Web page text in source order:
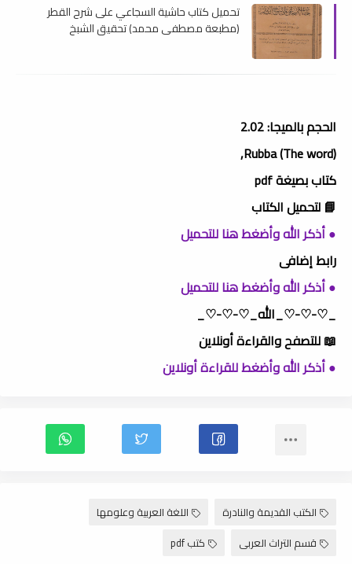
تحميل كتاب حاشية السجاعي على شرح القطر
(مطبعة مصطفى محمد) تحقيق الشبخ
الحجم بالميجا: 2.02
Rubba (The word),
كتاب بصيغة pdf
📘 لتحميل الكتاب
● أذكر الله وأضغط هنا للتحميل
رابط إضافى
● أذكر الله وأضغط هنا للتحميل
_♡-♡-♡_الله_♡-♡-♡_
📖 للتصفح والقراءة أونلاين
● أذكر الله وأضغط للقراءة أونلاين
الكتب القديمة والنادرة
اللغة العربية وعلومها
قسم التراث العربى
كتب pdf